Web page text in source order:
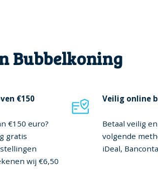
Bubbelkoning
€150
€150 euro?
gratis
wij €6,50
Veilig online
Betaal veilig
volgende
iDeal,